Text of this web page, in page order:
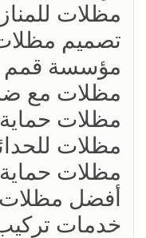
مظلات
تصميم
مؤسسة قمم
مظلات مع
مظلات
مظلات
مظلات
أفضل مظلات
خدمات